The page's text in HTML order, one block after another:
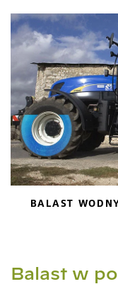
BALAST
Balast w